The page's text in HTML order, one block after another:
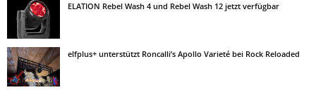
ELATION Rebel Wash 4 und Rebel Wash 12 jetzt verfügbar
elfplus+ unterstützt Roncalli’s Apollo Varieté bei Rock Reloaded